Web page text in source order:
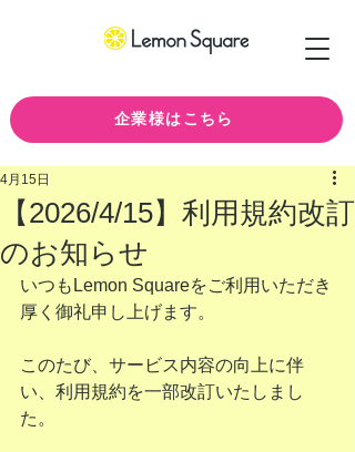
企業様はこちら
【2026/4/15】利用規約改訂
のお知らせ
4月15日
いつもLemon Squareをご利用いただき
厚く御礼申し上げます。
このたび、サービス内容の向上に伴
い、利用規約を一部改訂いたしまし
た。